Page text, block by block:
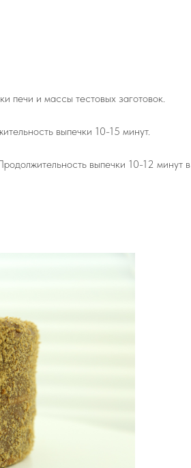
печи и массы тестовых заготовок.
выпечки 10-15 минут.
выпечки 10-12 минут в